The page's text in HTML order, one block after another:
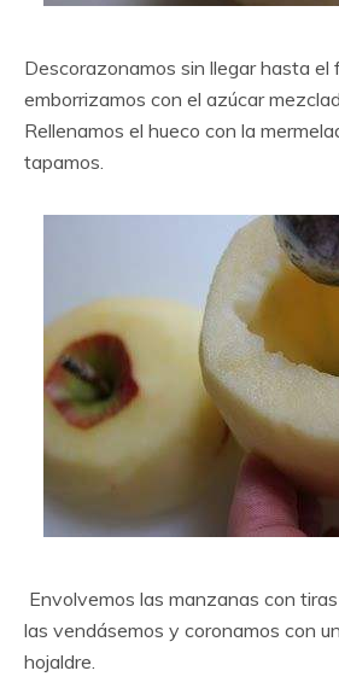
Descorazonamos sin llegar hasta el
emborrizamos con el azúcar
Rellenamos el hueco con la
tapamos.
Envolvemos las manzanas con
las vendásemos y coronamos con
hojaldre.